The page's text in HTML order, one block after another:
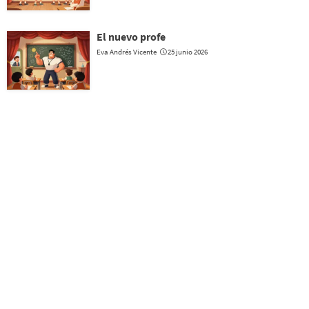
El nuevo profe
Eva Andrés Vicente 25 junio 2026